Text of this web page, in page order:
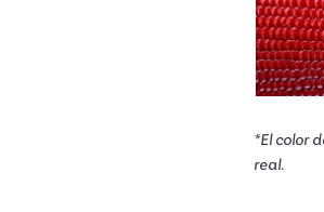
*El color
real.